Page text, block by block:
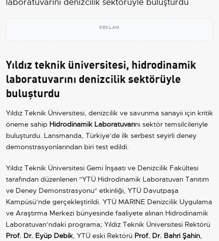
REKLAM
Yıldız teknik üniversitesi, hidrodinamik
laboratuvarını denizcilik sektörüyle
buluşturdu
Yıldız Teknik Üniversitesi, denizcilik ve savunma sanayii için kritik
öneme sahip Hidrodinamik Laboratuvarını sektör temsilcileriyle
buluşturdu. Lansmanda, Türkiye’de ilk serbest seyirli deney
demonstrasyonlarından biri test edildi.
Yıldız Teknik Üniversitesi Gemi İnşaatı ve Denizcilik Fakültesi
tarafından düzenlenen "YTÜ Hidrodinamik Laboratuvarı Tanıtım
ve Deney Demonstrasyonu" etkinliği, YTÜ Davutpaşa
Kampüsü’nde gerçekleştirildi. YTÜ MARINE Denizcilik Uygulama
ve Araştırma Merkezi bünyesinde faaliyete alınan Hidrodinamik
Laboratuvarı’ndaki programa; Yıldız Teknik Üniversitesi Rektörü
Prof. Dr. Eyüp Debik, YTÜ eski Rektörü Prof. Dr. Bahri Şahin,